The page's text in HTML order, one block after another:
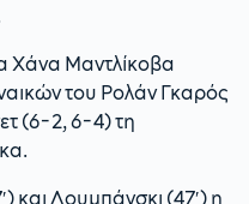
Χάνα Μαντλίκοβα
του Ρολάν Γκαρός
(6-2, 6-4) τη
και Λουμπάνσκι (47′) η